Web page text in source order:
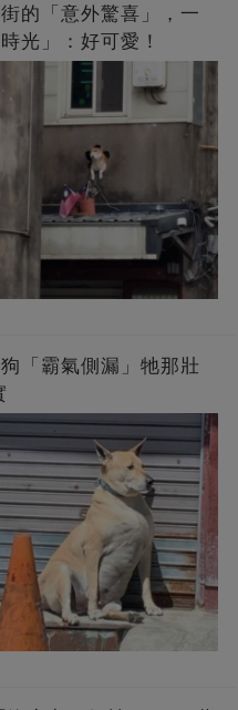
的「意外驚喜」，一
光」：好可愛！
「霸氣側漏」牠那壯